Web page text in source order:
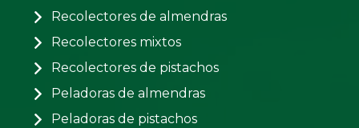
Recolectores de almendras
Recolectores mixtos
Recolectores de pistachos
Peladoras de almendras
Peladoras de pistachos